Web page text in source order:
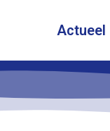
Actueel